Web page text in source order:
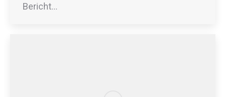
Bericht…